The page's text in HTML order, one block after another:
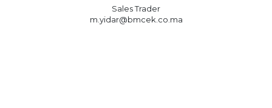
Sales Trader
m.yidar@bmcek.co.ma